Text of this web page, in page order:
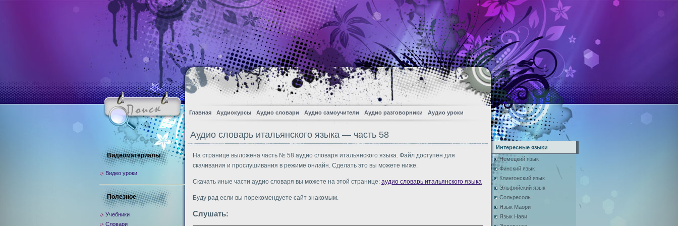
Главная Аудиокурсы Аудио словари Аудио самоучители Аудио разговорники Аудио уроки
Аудио словарь итальянского языка — часть 58
На странице выложена часть № 58 аудио словаря итальянского языка. Файл доступен для
скачивания и прослушивания в режиме онлайн. Сделать это вы можете ниже.
Скачать иные части аудио словаря вы можете на этой странице: аудио словарь итальянского языка
Буду рад если вы порекомендуете сайт знакомым.
Слушать:
Видеоматериалы
Видео уроки
Полезное
Учебники
Словари
Интересные языки
Немецкий язык
Финский язык
Клингонский язык
Эльфийский язык
Сольресоль
Язык Маори
Язык Нави